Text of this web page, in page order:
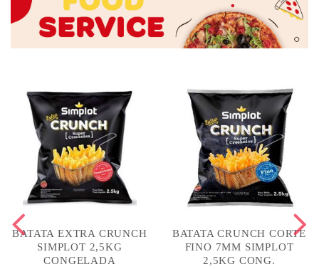
BATATA EXTRA CRUNCH
SIMPLOT 2,5KG
CONGELADA
BATATA CRUNCH CORTE
FINO 7MM SIMPLOT
2,5KG CONG.